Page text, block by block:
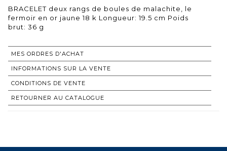
BRACELET deux rangs de boules de malachite, le
fermoir en or jaune 18 k Longueur: 19.5 cm Poids
brut: 36 g
MES ORDRES D'ACHAT
INFORMATIONS SUR LA VENTE
CONDITIONS DE VENTE
RETOURNER AU CATALOGUE